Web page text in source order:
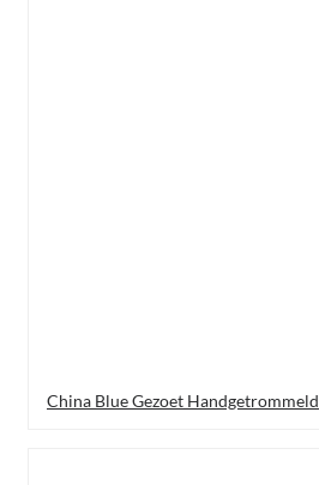
China Blue Gezoet Handgetrommeld